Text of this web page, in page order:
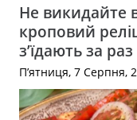
Не викидайте
кроповий
з’їдають за раз
П’ятниця, 7 Серпня,